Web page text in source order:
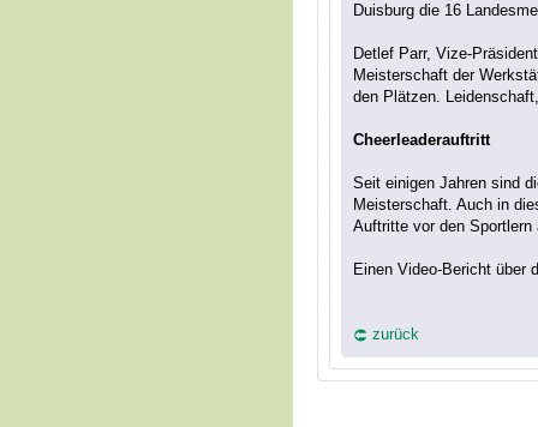
Duisburg die 16
Detlef Parr, Vize-
Meisterschaft der
den Plätzen.
Cheerleaderauftritt
Seit einigen Jahren sind
Meisterschaft. Auch in
Auftritte vor den
Einen Video-Bericht über
zurück